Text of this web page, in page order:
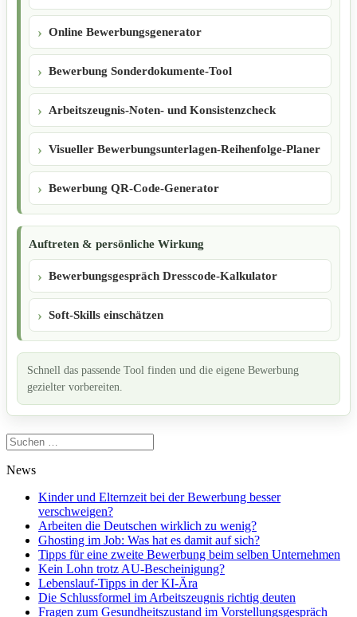
Online Bewerbungsgenerator
Bewerbung Sonderdokumente-Tool
Arbeitszeugnis-Noten- und Konsistenzcheck
Visueller Bewerbungsunterlagen-Reihenfolge-Planer
Bewerbung QR-Code-Generator
Auftreten & persönliche Wirkung
Bewerbungsgespräch Dresscode-Kalkulator
Soft-Skills einschätzen
Schnell das passende Tool finden und die eigene Bewerbung
gezielter vorbereiten.
Suchen
nach:
News
Kinder und Elternzeit bei der Bewerbung besser
verschweigen?
Arbeiten die Deutschen wirklich zu wenig?
Ghosting im Job: Was hat es damit auf sich?
Tipps für eine zweite Bewerbung beim selben Unternehmen
Kein Lohn trotz AU-Bescheinigung?
Lebenslauf-Tipps in der KI-Ära
Die Schlussformel im Arbeitszeugnis richtig deuten
Fragen zum Gesundheitszustand im Vorstellungsgespräch